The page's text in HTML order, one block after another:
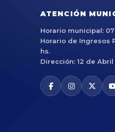
ATENCIÓN
Horario municipal:
Horario de Ingresos
hs.
Dirección: 12 de Abril